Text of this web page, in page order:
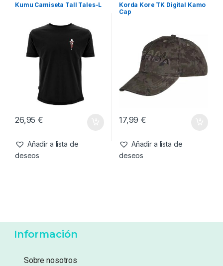
Kumu Camiseta Tall Tales-L
26,95€
Añadir a lista de
deseos
Korda Kore TK Digital Kamo
Cap
17,99€
Añadir a lista de
deseos
Información
Sobre nosotros